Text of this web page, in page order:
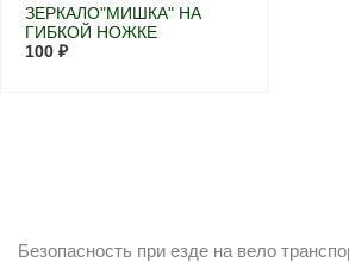
ЗЕРКАЛО"МИШКА" НА
ГИБКОЙ НОЖКЕ
100 ₽
Безопасность при езде на вело